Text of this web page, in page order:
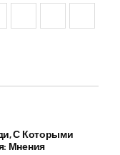
С Которыми
Мнения